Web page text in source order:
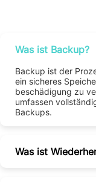
Was ist Backup?
Backup ist der
ein sicheres
beschädigung zu
umfassen
Backups.
Was ist